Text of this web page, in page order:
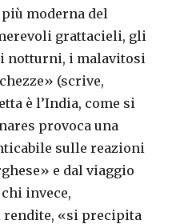
moderna del
grattacieli, gli
notturni, i malavitosi
(scrive,
è l’India, come si
provoca una
sulle reazioni
e dal viaggio
invece,
rendite, «si precipita